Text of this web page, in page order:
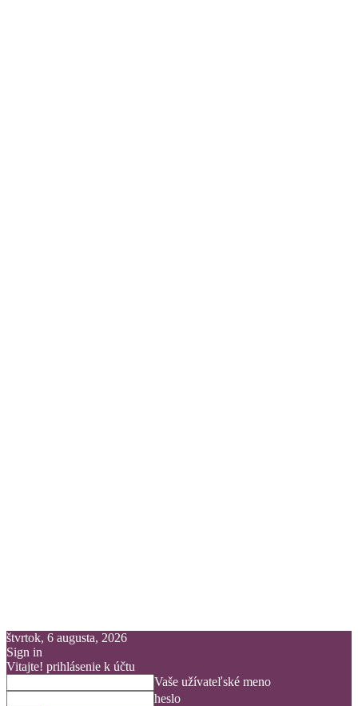
štvrtok, 6 augusta, 2026
Sign in
Vitajte! prihlásenie k účtu
Vaše užívateľské meno
heslo